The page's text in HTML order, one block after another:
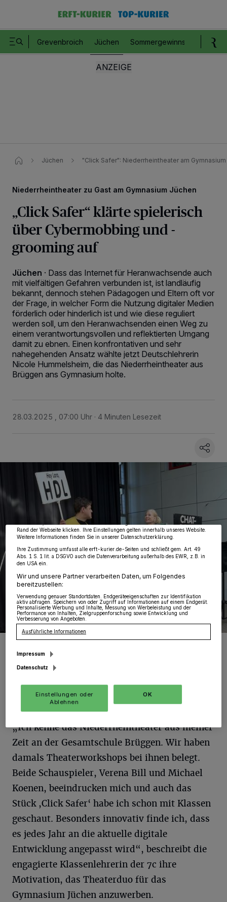
Grevenbroich Jüchen Sommergewinnspiel
Jüchen "Click Safer": Niederrheintheater am
Niederrheintheater zu Gast am Gymnasium Jüchen
„Click Safer“ klärte spielerisch
über Cybermobbing und -
grooming auf
Jüchen · Dass das Internet für Heranwachsende auch
mit vielfältigen Gefahren verbunden ist, ist landläufig
bekannt, dennoch stehen Pädagogen und Eltern oft vor
der Frage, in welcher Form die Nutzung digitaler Medien
förderlich oder hinderlich ist und wie diese reguliert
werden soll, um den Heranwachsenden einen Weg zu
einem verantwortungsvollen und reflektierten Umgang
damit zu ebnen. Einen konfrontativen und sehr
nahegehenden Ansatz wählte jetzt Deutschlehrerin
Nicole Hummelsheim, die das Niederrheintheater aus
Brüggen ans Gymnasium holte.
28.03.2025 , 07:00 Uhr 4 Minuten Lesezeit
„Click Safer“ heißt das Theaterstück, welches das
Niederrheintheater für die Jahrgangsstufe 7 aufführte.
„Ich kenne das Niederrheintheater aus meiner
Zeit an der Gesamtschule Brüggen. Wir haben
damals Theaterworkshops bei ihnen belegt.
Beide Schauspieler, Verena Bill und Michael
Koenen, beeindrucken mich und auch das
Stück ,Click Safer‘ habe ich schon mit Klassen
geschaut. Besonders innovativ finde ich, dass
es jedes Jahr an die aktuelle digitale
Entwicklung angepasst wird“, beschreibt die
engagierte Klassenlehrerin der 7c ihre
Motivation, das Theaterduo für das
Gymnasium Jüchen anzuwerben.
Wir und unsere218-Partner speichern und greifen auf personenbezogene Daten
wie Browserdaten oder eindeutige Kennungen auf Ihrem Gerät zu. Durch Auswahl
von OK aktivieren Sie Tracking-Technologien für die unter „Wir und unsere
Partner verarbeiten Daten, um Ihnen Dienste bereitzustellen“ aufgeführten
Zwecke. Wenn Tracker deaktiviert sind, sind manche Inhalte und Anzeigen
möglicherweise nicht mehr so relevant für Sie. Sie können dieses Menü jederzeit
wieder aufrufen, um Ihre Einstellungen zu ändern oder Ihre Einwilligung zu
widerrufen, indem Sie auf den Link Einstellungen oder Ablehnen am unteren
Rand der Webseite klicken. Ihre Einstellungen gelten innerhalb unseres Website.
Weitere Informationen finden Sie in unserer Datenschutzerklärung.
Ihre Zustimmung umfasst alle erft-kurier.de-Seiten und schließt gem. Art. 49
Abs. 1 S. 1 lit. a DSGVO auch die Datenverarbeitung außerhalb des EWR, z.B. in
den USA ein.
Wir und unsere Partner verarbeiten Daten, um Folgendes
bereitzustellen:
Verwendung genauer Standortdaten. Endgeräteeigenschaften zur Identifikation
aktiv abfragen. Speichern von oder Zugriff auf Informationen auf einem Endgerät.
Personalisierte Werbung und Inhalte, Messung von Werbeleistung und der
Performance von Inhalten, Zielgruppenforschung sowie Entwicklung und
Verbesserung von Angeboten.
Ausführliche Informationen
Impressum
Datenschutz
Einstellungen oder
Ablehnen
OK